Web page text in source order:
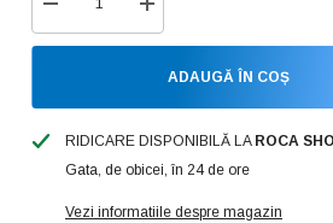
Reduceți
cantitatea
pentru
BOBS
FLEX
117385
Creșteți
cantitatea
pentru
Pantofi
BOBS
FLEX
117385
ADAUGĂ ÎN COȘ
RIDICARE DISPONIBILĂ LA ROCA
Gata, de obicei, în 24 de ore
Vezi informatiile despre magazin